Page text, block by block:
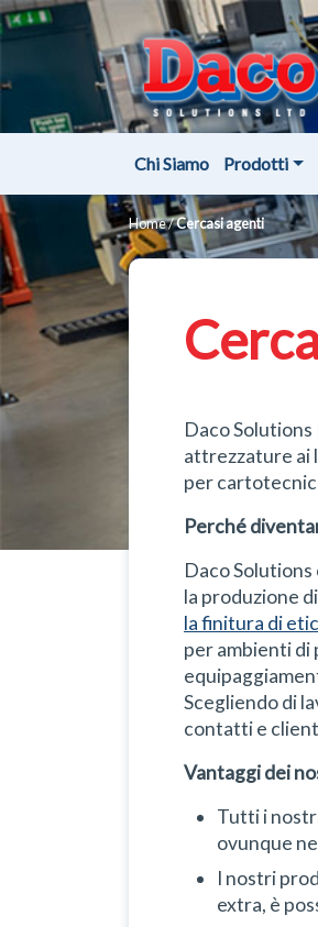
Chi Siamo Prodotti
Home/Cercasi agenti
Daco
attrezzature ai
per
Perché
Daco Solutions
la produzione
la finitura di
per ambienti di
Scegliendo di
contatti e
Vantaggi dei
Tutti i
ovunque
I nostri
extra, è